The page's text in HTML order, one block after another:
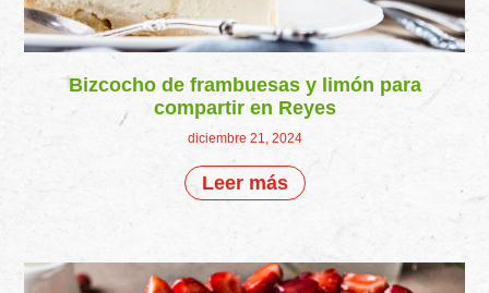
Bizcocho de frambuesas y limón para
compartir en Reyes
diciembre 21, 2024
Leer más